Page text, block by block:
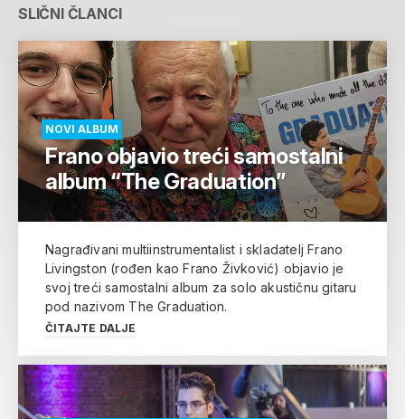
SLIČNI ČLANCI
NOVI ALBUM
Frano objavio treći samostalni
album “The Graduation”
Nagrađivani multiinstrumentalist i skladatelj Frano
Livingston (rođen kao Frano Živković) objavio je
svoj treći samostalni album za solo akustičnu gitaru
pod nazivom The Graduation.
ČITAJTE DALJE